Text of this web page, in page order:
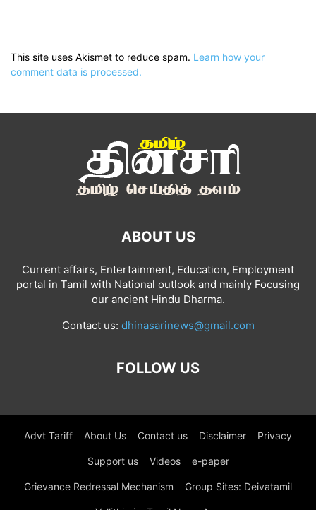
This site uses Akismet to reduce spam. Learn how your
comment data is processed.
ABOUT US
Current affairs, Entertainment, Education, Employment
portal in Tamil with National outlook and mainly Focusing
our ancient Hindu Dharma.
Contact us: dhinasarinews@gmail.com
FOLLOW US
Advt Tariff About Us Contact us Disclaimer Privacy
Support us Videos e-paper
Grievance Redressal Mechanism Group Sites: Deivatamil